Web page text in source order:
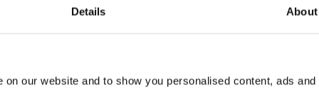
Details About
our website and to show you personalised content, ads and
Vista|
Vista
Al carrello